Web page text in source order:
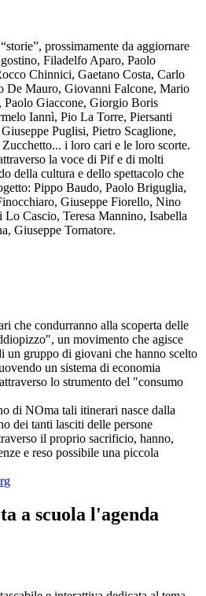
prossimamente da aggiornare
Filadelfo Aparo, Paolo
Chinnici, Gaetano Costa, Carlo
De Mauro, Giovanni Falcone, Mario
Paolo Giaccone, Giorgio Boris
Iannì, Pio La Torre, Piersanti
Puglisi, Pietro Scaglione,
i loro cari e le loro scorte.
la voce di Pif e di molti
della cultura e dello spettacolo che
Pippo Baudo, Paolo Briguglia,
Giuseppe Fiorello, Nino
Cascio, Teresa Mannino, Isabella
Giuseppe Tornatore.
che condurranno alla scoperta delle
un movimento che agisce
un gruppo di giovani che hanno scelto
un sistema di economia
lo strumento del "consumo
di NOma tali itinerari nasce dalla
dei tanti lasciti delle persone
il proprio sacrificio, hanno,
e reso possibile una piccola
a scuola l'agenda